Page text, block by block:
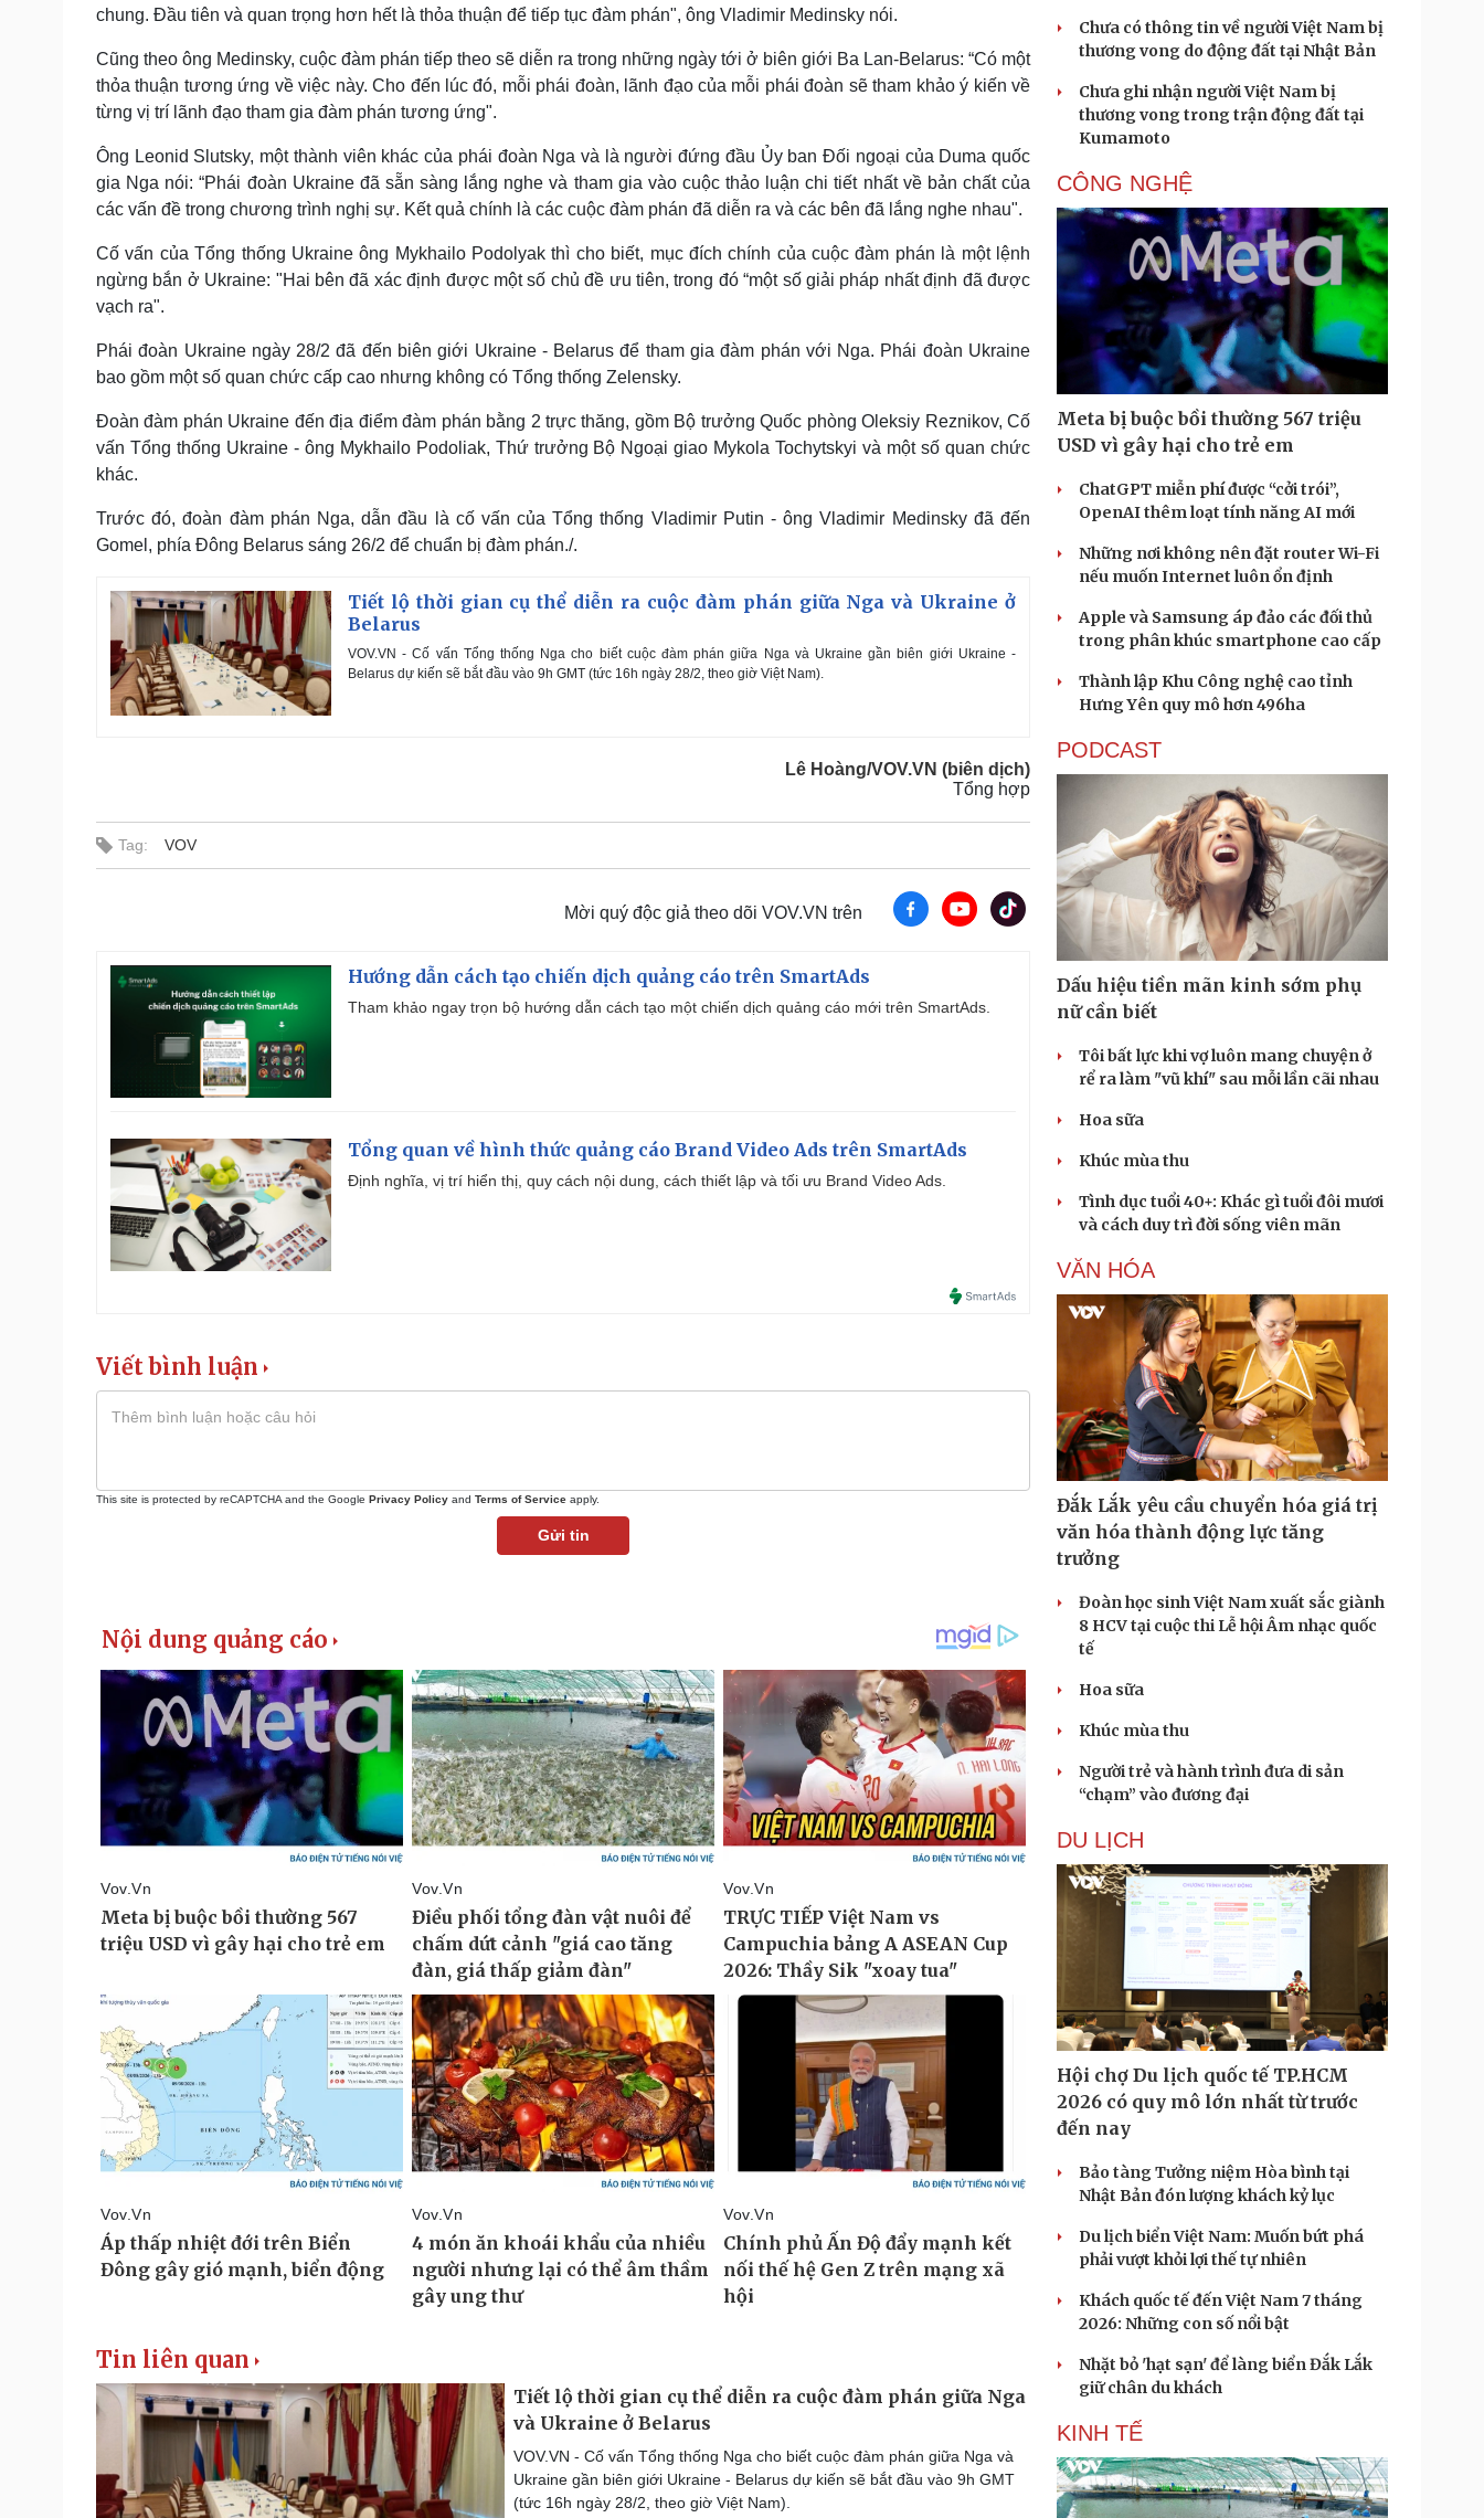
chung. Đầu tiên và quan trọng hơn hết là thỏa thuận để tiếp tục đàm phán", ông Vladimir Medinsky nói.
Cũng theo ông Medinsky, cuộc đàm phán tiếp theo sẽ diễn ra trong những ngày tới ở biên giới Ba Lan-Belarus: “Có một
thỏa thuận tương ứng về việc này. Cho đến lúc đó, mỗi phái đoàn, lãnh đạo của mỗi phái đoàn sẽ tham khảo ý kiến ​​về
từng vị trí lãnh đạo tham gia đàm phán tương ứng".
Ông Leonid Slutsky, một thành viên khác của phái đoàn Nga và là người đứng đầu Ủy ban Đối ngoại của Duma quốc
gia Nga nói: “Phái đoàn Ukraine đã sẵn sàng lắng nghe và tham gia vào cuộc thảo luận chi tiết nhất về bản chất của
các vấn đề trong chương trình nghị sự. Kết quả chính là các cuộc đàm phán đã diễn ra và các bên đã lắng nghe nhau".
Cố vấn của Tổng thống Ukraine ông Mykhailo Podolyak thì cho biết, mục đích chính của cuộc đàm phán là một lệnh
ngừng bắn ở Ukraine: "Hai bên đã xác định được một số chủ đề ưu tiên, trong đó “một số giải pháp nhất định đã được
vạch ra".
Phái đoàn Ukraine ngày 28/2 đã đến biên giới Ukraine - Belarus để tham gia đàm phán với Nga. Phái đoàn Ukraine
bao gồm một số quan chức cấp cao nhưng không có Tổng thống Zelensky.
Đoàn đàm phán Ukraine đến địa điểm đàm phán bằng 2 trực thăng, gồm Bộ trưởng Quốc phòng Oleksiy Reznikov, Cố
vấn Tổng thống Ukraine - ông Mykhailo Podoliak, Thứ trưởng Bộ Ngoại giao Mykola Tochytskyi và một số quan chức
khác.
Trước đó, đoàn đàm phán Nga, dẫn đầu là cố vấn của Tổng thống Vladimir Putin - ông Vladimir Medinsky đã đến
Gomel, phía Đông Belarus sáng 26/2 để chuẩn bị đàm phán./.
Tiết lộ thời gian cụ thể diễn ra cuộc đàm phán giữa Nga và Ukraine ở
Belarus
VOV.VN - Cố vấn Tổng thống Nga cho biết cuộc đàm phán giữa Nga và Ukraine gần biên giới Ukraine -
Belarus dự kiến sẽ bắt đầu vào 9h GMT (tức 16h ngày 28/2, theo giờ Việt Nam).
Lê Hoàng/VOV.VN (biên dịch)
Tổng hợp
Tag: VOV
Mời quý độc giả theo dõi VOV.VN trên
Hướng dẫn cách tạo chiến dịch quảng cáo trên SmartAds
Tham khảo ngay trọn bộ hướng dẫn cách tạo một chiến dịch quảng cáo mới trên SmartAds.
Tổng quan về hình thức quảng cáo Brand Video Ads trên SmartAds
Định nghĩa, vị trí hiển thị, quy cách nội dung, cách thiết lập và tối ưu Brand Video Ads.
Viết bình luận
This site is protected by reCAPTCHA and the Google Privacy Policy and Terms of Service apply.
Gửi tin
Tin liên quan
Tiết lộ thời gian cụ thể diễn ra cuộc đàm phán giữa Nga
và Ukraine ở Belarus
VOV.VN - Cố vấn Tổng thống Nga cho biết cuộc đàm phán giữa Nga và
Ukraine gần biên giới Ukraine - Belarus dự kiến sẽ bắt đầu vào 9h GMT
(tức 16h ngày 28/2, theo giờ Việt Nam).
Chưa có thông tin về người Việt Nam bị
thương vong do động đất tại Nhật Bản
Chưa ghi nhận người Việt Nam bị
thương vong trong trận động đất tại
Kumamoto
CÔNG NGHỆ
Meta bị buộc bồi thường 567 triệu
USD vì gây hại cho trẻ em
ChatGPT miễn phí được “cởi trói”,
OpenAI thêm loạt tính năng AI mới
Những nơi không nên đặt router Wi-Fi
nếu muốn Internet luôn ổn định
Apple và Samsung áp đảo các đối thủ
trong phân khúc smartphone cao cấp
Thành lập Khu Công nghệ cao tỉnh
Hưng Yên quy mô hơn 496ha
PODCAST
Dấu hiệu tiền mãn kinh sớm phụ
nữ cần biết
Tôi bất lực khi vợ luôn mang chuyện ở
rể ra làm "vũ khí" sau mỗi lần cãi nhau
Hoa sữa
Khúc mùa thu
Tình dục tuổi 40+: Khác gì tuổi đôi mươi
và cách duy trì đời sống viên mãn
VĂN HÓA
Đắk Lắk yêu cầu chuyển hóa giá trị
văn hóa thành động lực tăng
trưởng
Đoàn học sinh Việt Nam xuất sắc giành
8 HCV tại cuộc thi Lễ hội Âm nhạc quốc
tế
Hoa sữa
Khúc mùa thu
Người trẻ và hành trình đưa di sản
“chạm” vào đương đại
DU LỊCH
Hội chợ Du lịch quốc tế TP.HCM
2026 có quy mô lớn nhất từ trước
đến nay
Bảo tàng Tưởng niệm Hòa bình tại
Nhật Bản đón lượng khách kỷ lục
Du lịch biển Việt Nam: Muốn bứt phá
phải vượt khỏi lợi thế tự nhiên
Khách quốc tế đến Việt Nam 7 tháng
2026: Những con số nổi bật
Nhặt bỏ 'hạt sạn' để làng biển Đắk Lắk
giữ chân du khách
KINH TẾ